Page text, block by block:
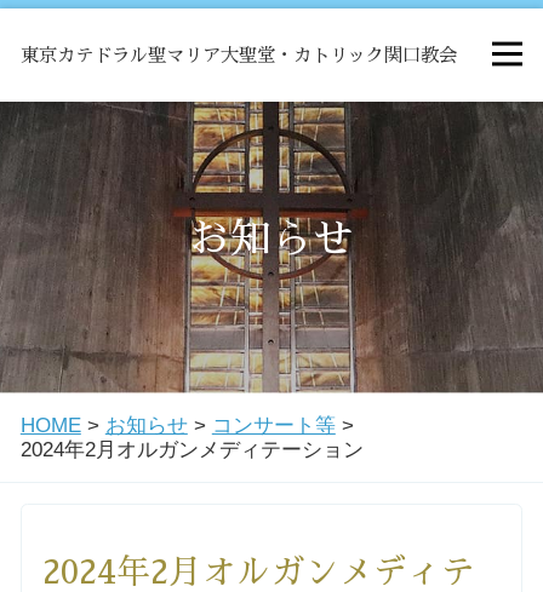
東京カテドラル聖マリア大聖堂・カトリック関口教会
HOME
ミサ
お知らせ
関口教会について
教会学校・中高生会
洗礼を希望される方
お知らせ
HOME> お知らせ> コンサート等>
2024年2月オルガンメディテーション
2024年2月オルガンメディテ